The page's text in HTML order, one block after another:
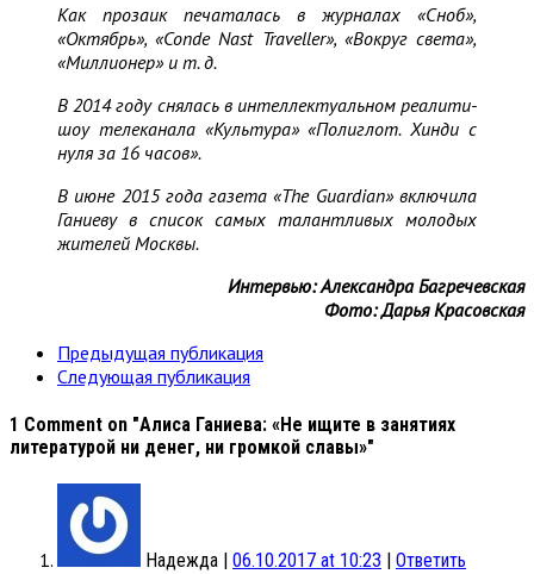
Как прозаик печаталась в журналах «Сноб»,
«Октябрь», «Conde Nast Traveller», «Вокруг света»,
«Миллионер» и т. д.
В 2014 году снялась в интеллектуальном реалити-
шоу телеканала «Культура» «Полиглот. Хинди с
нуля за 16 часов».
В июне 2015 года газета «The Guardian» включила
Ганиеву в список самых талантливых молодых
жителей Москвы.
Интервью: Александра Багречевская
Фото: Дарья Красовская
Предыдущая публикация
Следующая публикация
1 Comment on "Алиса Ганиева: «Не ищите в занятиях
литературой ни денег, ни громкой славы»"
Надежда 06.10.2017 at 10:23 Ответить